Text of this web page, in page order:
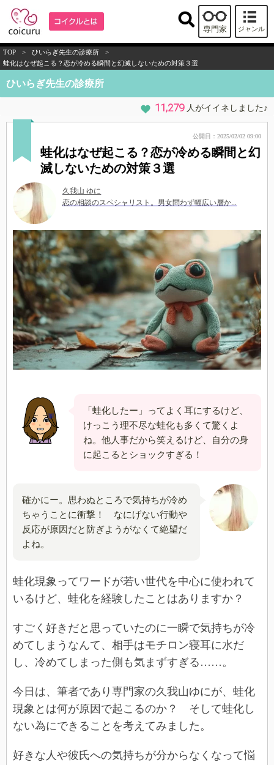
ジャンル
専門家
TOP > ひいらぎ先生の診療所
>
蛙化はなぜ起こる？恋が冷める瞬間と幻滅しないための対策３選
ひいらぎ先生の診療所
11,279 人がイイネしました♪
公開日：2025/02/02 09:00
蛙化はなぜ起こる？恋が冷める瞬間と幻
滅しないための対策３選
久我山 ゆに
恋の相談のスペシャリスト。男女問わず幅広い層か...
「蛙化したー」ってよく耳にするけど、
けっこう理不尽な蛙化も多くて驚くよ
ね。他人事だから笑えるけど、自分の身
に起こるとショックすぎる！
確かにー。思わぬところで気持ちが冷め
ちゃうことに衝撃！ なにげない行動や
反応が原因だと防ぎようがなくて絶望だ
よね。
蛙化現象ってワードが若い世代を中心に使われて
いるけど、蛙化を経験したことはありますか？
すごく好きだと思っていたのに一瞬で気持ちが冷
めてしまうなんて、相手はモチロン寝耳に水だ
し、冷めてしまった側も気まずすぎる……。
今日は、筆者であり専門家の久我山ゆにが、蛙化
現象とは何が原因で起こるのか？ そして蛙化し
ない為にできることを考えてみました。
好きな人や彼氏への気持ちが分からなくなって悩